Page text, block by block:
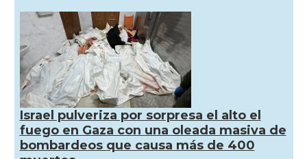
Israel pulveriza por sorpresa el alto el
fuego en Gaza con una oleada masiva de
bombardeos que causa más de 400